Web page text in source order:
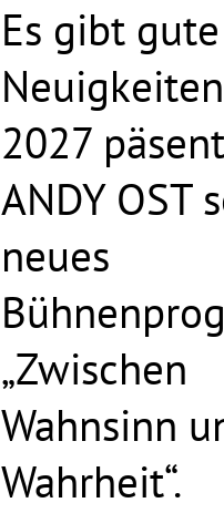
Es gibt gute
2027
ANDY OST
neues
„Zwischen
Wahnsinn
Wahrheit“.